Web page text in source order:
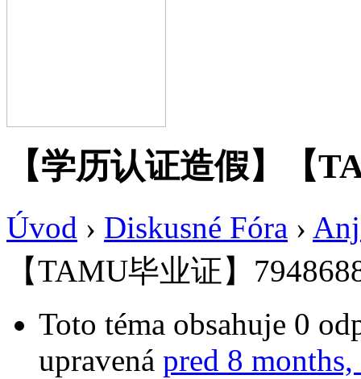
【学历认证造假】【
Úvod › Diskusné Fóra ›
【TAMU毕业证】
Toto téma obsahuje 0
upravená pred 8 months,